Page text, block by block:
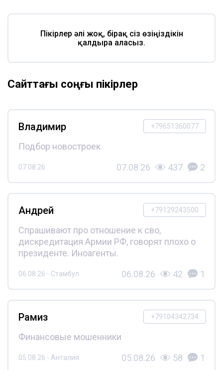
Пікірлер әлі жоқ, бірақ сіз өзіңіздікін
қалдыра аласыз.
Сайттағы соңғы пікірлер
+79651360077
Владимир
Подбор новостроек
07.08.26 07.08.26 437 2
+79129243500
Андрей
Спрашивают про отношение к сво,
дискредитация Армии РФ, говорят плохо о
президенте. Иноагенты.
06.08.26 - Стамбул 06.08.26 42 1
+79104342734
Рамиз
Финансовые мошенники
05.08.26 - Анталия 05.08.26 58 1